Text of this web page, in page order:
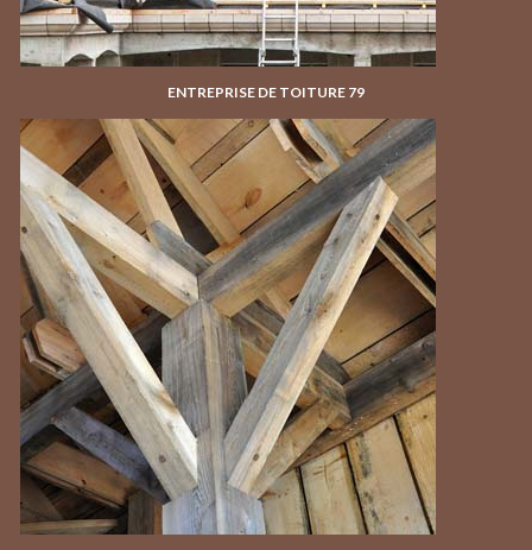
ENTREPRISE DE TOITURE 79